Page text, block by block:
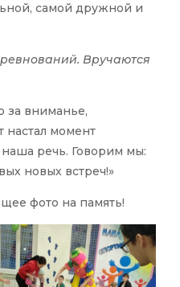
самой дружной и
Вручаются
за вниманье,
настал момент
речь. Говорим мы:
новых встреч!»
фото на память!